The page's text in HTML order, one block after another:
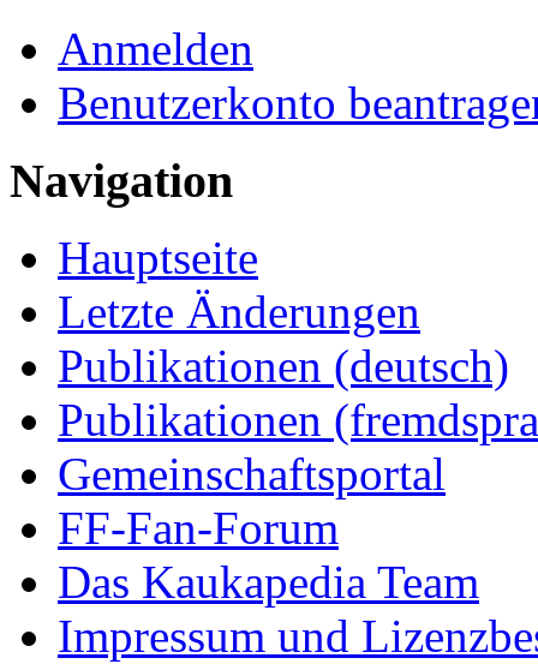
Anmelden
Benutzerkonto
Navigation
Hauptseite
Letzte Änderungen
Publikationen (deutsch)
Publikationen
Gemeinschaftsportal
FF-Fan-Forum
Das Kaukapedia Team
Impressum und